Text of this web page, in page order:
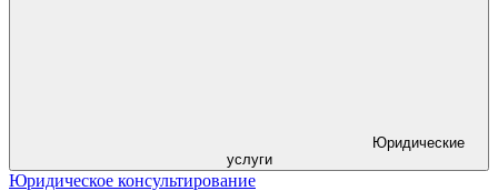
услуги
Юридическое консультирование